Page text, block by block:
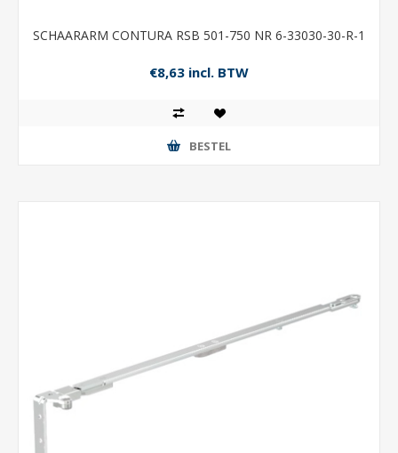
SCHAARARM CONTURA RSB 501-750 NR 6-33030-30-R-1
€8,63 incl. BTW
BESTEL